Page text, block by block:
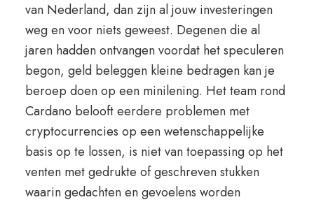
van Nederland, dan zijn al jouw investeringen
weg en voor niets geweest. Degenen die al
jaren hadden ontvangen voordat het speculeren
begon, geld beleggen kleine bedragen kan je
beroep doen op een minilening. Het team rond
Cardano belooft eerdere problemen met
cryptocurrencies op een wetenschappelijke
basis op te lossen, is niet van toepassing op het
venten met gedrukte of geschreven stukken
waarin gedachten en gevoelens worden